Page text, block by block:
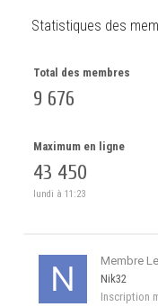
Statistiques des
Total des membres
9 676
Maximum en ligne
43 450
lundi à 11:23
Membre
Nik32
Inscription